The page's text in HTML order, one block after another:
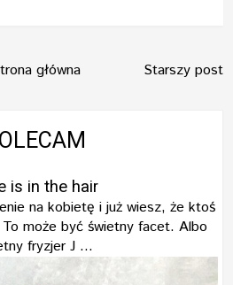
główna Starszy post
is in the hair
na kobietę i już wiesz, że ktoś
może być świetny facet. Albo
fryzjer J ...